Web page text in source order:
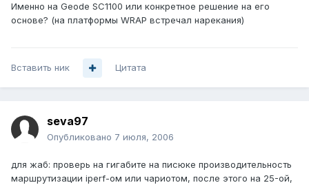
Именно на Geode SC1100 или конкретное решение на его
основе? (на платформы WRAP встречал нарекания)
Вставить ник Цитата
seva97
Опубликовано 7 июля, 2006
для жаб: проверь на гигабите на писюке производительность
маршрутизации iperf-ом или чариотом, после этого на 25-ой,